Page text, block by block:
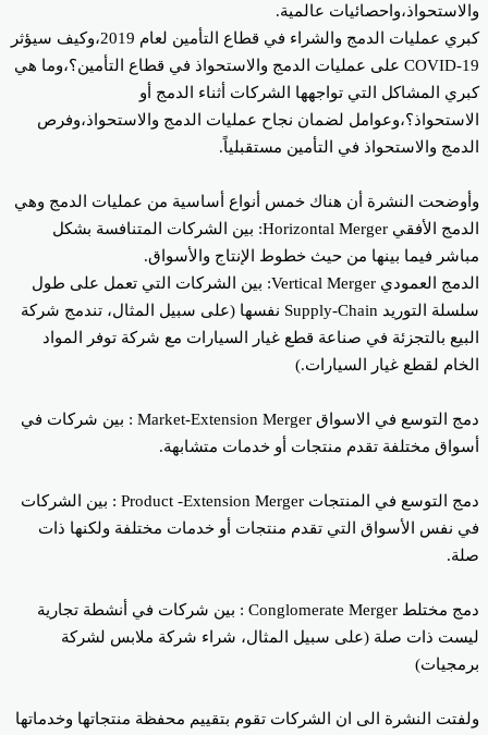
عالمية.
كبري عمليات الدمج والشراء في قطاع التأمين لعام 2019،وكيف سيؤثر
COVID-19 على عمليات الدمج والاستحواذ في قطاع التأمين؟،وما هي
المشاكل التي تواجهها الشركات أثناء الدمج أو
لضمان نجاح عمليات الدمج والاستحواذ،وفرص
والاستحواذ في التأمين مستقبلياً.
النشرة أن هناك خمس أنواع أساسية من عمليات الدمج وهي
الدمج الأفقي Horizontal Merger: بين الشركات المتنافسة بشكل
فيما بينها من حيث خطوط الإنتاج والأسواق.
الدمج العمودي Vertical Merger: بين الشركات التي تعمل على طول
سلسلة التوريد Supply-Chain نفسها (على سبيل المثال، تندمج شركة
بالتجزئة في صناعة قطع غيار السيارات مع شركة توفر المواد
لقطع غيار السيارات.)
دمج التوسع في الاسواق Market-Extension Merger : بين شركات في
مختلفة تقدم منتجات أو خدمات متشابهة.
دمج التوسع في المنتجات Product -Extension Merger : بين الشركات
نفس الأسواق التي تقدم منتجات أو خدمات مختلفة ولكنها ذات
دمج مختلط Conglomerate Merger : بين شركات في أنشطة تجارية
ذات صلة (على سبيل المثال، شراء شركة ملابس لشركة
النشرة الى ان الشركات تقوم بتقييم محفظة منتجاتها وخدماتها